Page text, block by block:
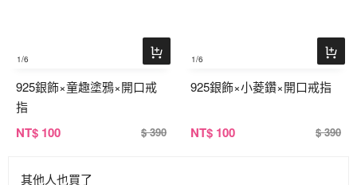
1/6
925銀飾×童趣塗鴉×開口戒
指
NT$ 100 $ 390
1/6
925銀飾×小菱鑽×開口戒指
NT$ 100 $ 390
其他人也買了